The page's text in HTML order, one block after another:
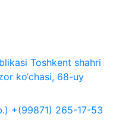
Toshkent shahri
ko‘chasi, 68-uy
+(99871) 265-17-53